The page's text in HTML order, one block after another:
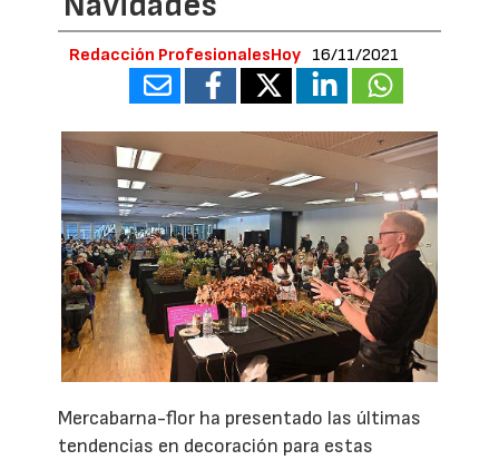
Redacción ProfesionalesHoy 16/11/2021
Mercabarna-flor ha presentado las últimas
tendencias en decoración para estas